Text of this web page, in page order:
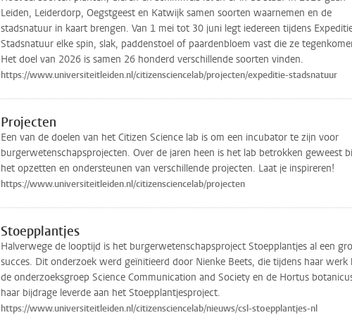
Leiden, Leiderdorp, Oegstgeest en Katwijk samen soorten waarnemen en de
stadsnatuur in kaart brengen. Van 1 mei tot 30 juni legt iedereen tijdens
Stadsnatuur elke spin, slak, paddenstoel of paardenbloem vast die ze
Het doel van 2026 is samen 26 honderd verschillende soorten vinden.
https://www.universiteitleiden.nl/citizensciencelab/projecten/expeditie-stadsnatuur
Projecten
Een van de doelen van het Citizen Science lab is om een incubator te zijn voor
burgerwetenschapsprojecten. Over de jaren heen is het lab betrokken geweest
het opzetten en ondersteunen van verschillende projecten. Laat je inspireren!
https://www.universiteitleiden.nl/citizensciencelab/projecten
Stoepplantjes
Halverwege de looptijd is het burgerwetenschapsproject Stoepplantjes al een
succes. Dit onderzoek werd geïnitieerd door Nienke Beets, die tijdens haar werk
de onderzoeksgroep Science Communication and Society en de Hortus
haar bijdrage leverde aan het Stoepplantjesproject.
https://www.universiteitleiden.nl/citizensciencelab/nieuws/csl-stoepplantjes-nl